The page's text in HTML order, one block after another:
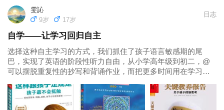
雯訫
9岁
17岁
日志
自学——让学习回归自主
选择这种自主学习的方式，我们抓住了孩子语言敏感期的尾
巴，实现了英语的阶段性听力自由，从小学高年级到初二，@
可以摆脱重复性的抄写和背诵作业，而把更多时间用在学习学
with Morrie108人有 · 评价24 · 书评3Mitch...